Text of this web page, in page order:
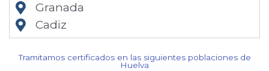
Granada
Cadiz
Tramitamos certificados en las siguientes poblaciones de
Huelva​